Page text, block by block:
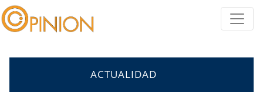
ACTUALIDAD